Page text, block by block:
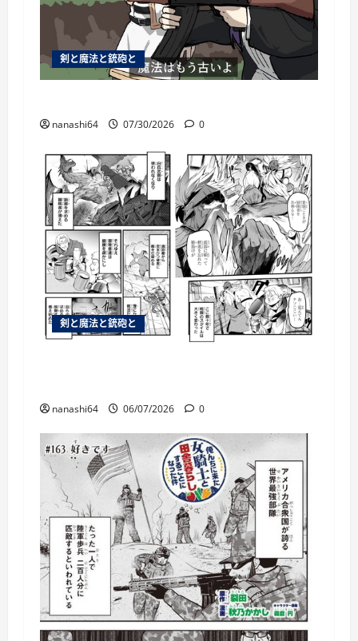
剣と魔法と銃砲と
nanashi64 07/30/2026 0
剣と魔法と銃砲と
nanashi64 06/07/2026 0